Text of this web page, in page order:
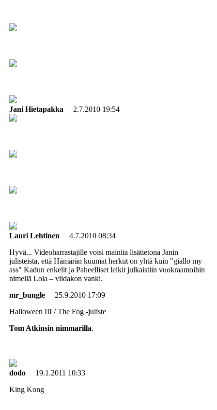
Jani Hietapakka 2.7.2010 19:54
Lauri Lehtinen
4.7.2010 08:34
Hyvä... Videoharrastajille voisi mainita lisätietona Janin
julisteista, että Hämärän kuumat herkut on yhtä kuin "giallo my
ass" Kadun enkelit ja Paheelliset leikit julkaistiin vuokraamoihin
nimellä Lola – viidakon vanki.
mr_bungle
25.9.2010 17:09
Halloween III / The Fog ‑juliste
Tom Atkinsin nimmarilla.
dodo
19.1.2011 10:33
King Kong